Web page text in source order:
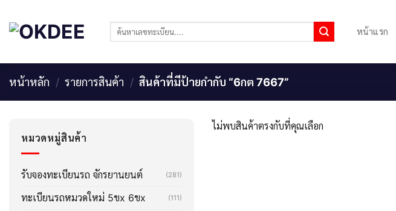
content
ค้นหา: หน้าแรก
หน้าหลัก / รายการสินค้า / สินค้าที่มีป้ายกำกับ “6กต 7667”
หมวดหมู่สินค้า
รับจองทะเบียนรถ จักรยานยนต์ (281)
ทะเบียนรถหมวดใหม่ 5ขx 6ขx (111)
ไม่พบสินค้าตรงกับที่คุณเลือก